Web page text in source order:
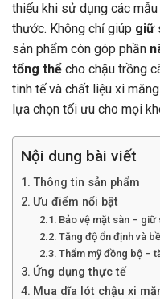
thiếu khi sử dụng các
thước. Không chỉ giúp giữ
sản phẩm còn góp phần
tổng thể cho chậu trồng
tinh tế và chất liệu xi
lựa chọn tối ưu cho mọi
Nội dung bài viết
Thông tin sản phẩm
Ưu điểm nổi bật
Bảo vệ mặt sàn –
Tăng độ ổn định và
Thẩm mỹ đồng bộ –
Ứng dụng thực tế
Mua dĩa lót chậu xi